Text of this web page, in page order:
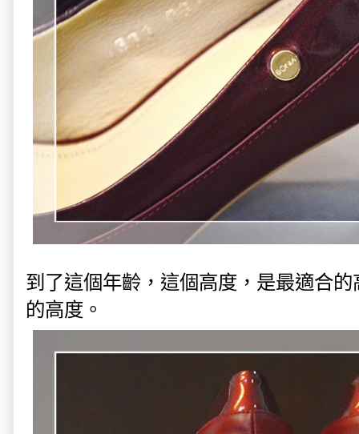
到了這個年齡，這個高度，是最適合
的高度。